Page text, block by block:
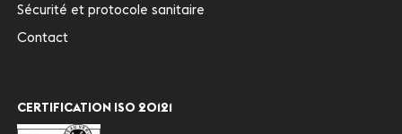
Sécurité et protocole sanitaire
Contact
CERTIFICATION ISO 20121